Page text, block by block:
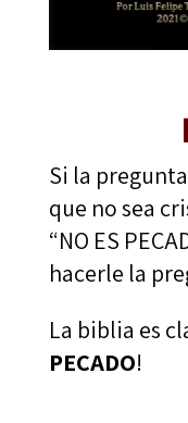
Si la
que no sea
“NO ES
hacerle la
La biblia es
PECADO!